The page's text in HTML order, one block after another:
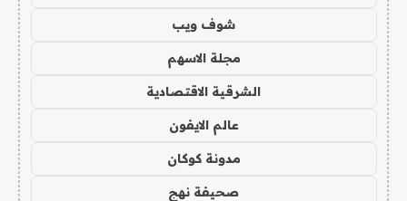
شوف ويب
مجلة الاسهم
الشرقية الاقتصادية
عالم الايفون
مدونة كوكان
صحيفة نهج